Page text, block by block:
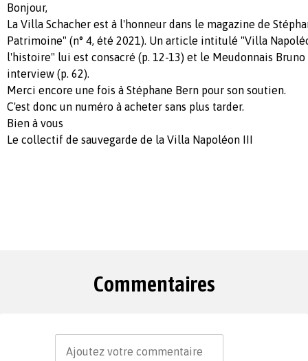
Bonjour,
La Villa Schacher est à l'honneur dans le magazine de
Patrimoine" (n° 4, été 2021). Un article intitulé "Villa
l'histoire" lui est consacré (p. 12-13) et le Meudonnais Bruno
interview (p. 62).
Merci encore une fois à Stéphane Bern pour son soutien.
C'est donc un numéro à acheter sans plus tarder.
Bien à vous
Le collectif de sauvegarde de la Villa Napoléon III
Commentaires